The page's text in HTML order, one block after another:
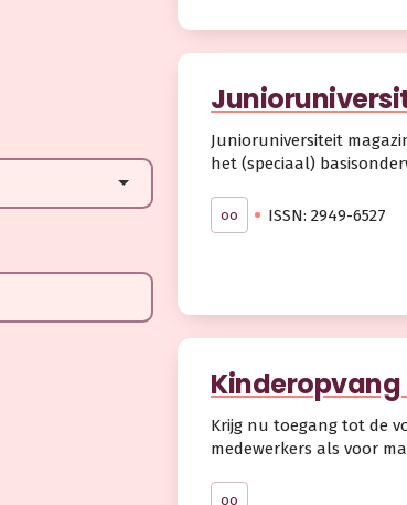
Junioruniversiteit
het (speciaal)
oo ISSN: 2949-6527
Krijg nu toegang tot de
medewerkers als voor
oo